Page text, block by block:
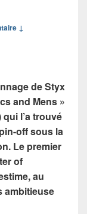
↓
de Styx
and Mens »
l’a trouvé
off sous la
Le premier
of
au
ambitieuse